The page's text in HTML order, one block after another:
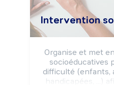
Intervention
Organise et met
socioéducatives
difficulté (enfants,
handicapées, ...)